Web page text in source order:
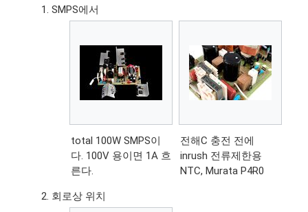
SMPS에서
total 100W SMPS이
다. 100V 용이면 1A 흐
른다.
전해C 충전 전에
inrush 전류제한용
NTC, Murata P4R0
회로상 위치